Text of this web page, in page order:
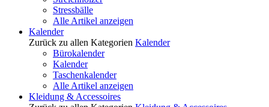
Stressbälle
Alle Artikel anzeigen
Kalender
Zurück zu allen Kategorien Kalender
Bürokalender
Kalender
Taschenkalender
Alle Artikel anzeigen
Kleidung & Accessoires